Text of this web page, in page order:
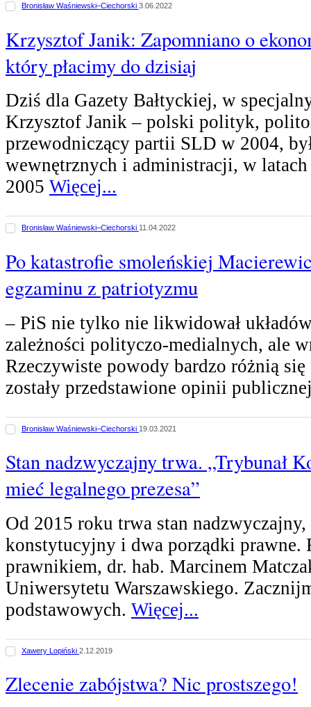
Bronisław Waśniewski–Ciechorski 3.06.2022
Krzysztof Janik: Zapomniano o
który płacimy do dzisiaj
Dziś dla Gazety Bałtyckiej, w
Krzysztof Janik – polski polityk,
przewodniczący partii SLD w 2004,
wewnętrznych i administracji, w
2005 Więcej...
Bronisław Waśniewski–Ciechorski 11.04.2022
Po katastrofie smoleńskiej
egzaminu z patriotyzmu
– PiS nie tylko nie likwidował
zależności polityczo-medialnych, ale
Rzeczywiste powody bardzo różnią
zostały przedstawione opinii
Bronisław Waśniewski–Ciechorski 19.03.2021
Stan nadzwyczajny trwa. „Trybunał
mieć legalnego prezesa”
Od 2015 roku trwa stan
konstytucyjny i dwa porządki prawne.
prawnikiem, dr. hab. Marcinem
Uniwersytetu Warszawskiego.
podstawowych. Więcej...
Xawery Lopiński 2.12.2019
Zlecenie zabójstwa? Nic prostszego!